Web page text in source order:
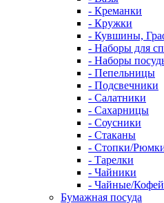
- Креманки
- Кружки
- Кувшины,
- Наборы для
- Наборы
- Пепельницы
- Подсвечники
- Салатники
- Сахарницы
- Соусники
- Стаканы
- Стопки/
- Тарелки
- Чайники
- Чайные/
Бумажная посуда